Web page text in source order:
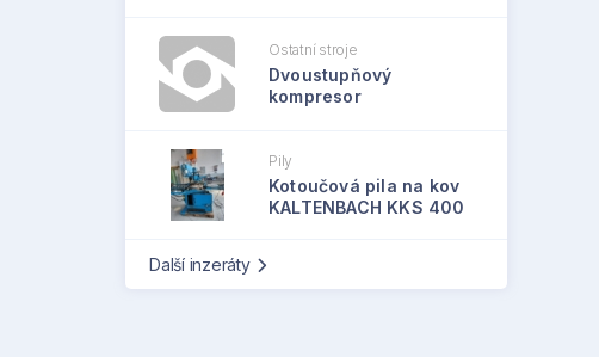
Ostatní stroje
Dvoustupňový
kompresor
Pily
Kotoučová pila na kov
KALTENBACH KKS 400
Další inzeráty